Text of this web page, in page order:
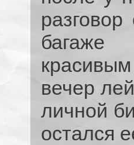
багаже
вечер
личной
остался